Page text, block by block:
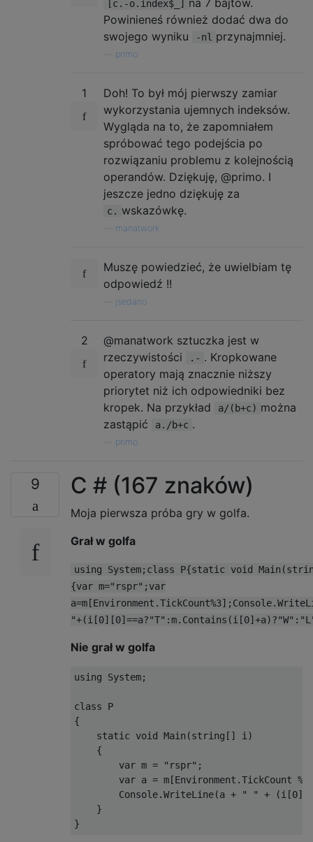
[c.-o.index$_]
na 7 bajtów.
Powinieneś również dodać dwa do
swojego wyniku
-nl przynajmniej.
primo
1
Doh! To był mój pierwszy zamiar
wykorzystania ujemnych indeksów.
Wygląda na to, że zapomniałem
spróbować tego podejścia po
rozwiązaniu problemu z kolejnością
operandów. Dziękuję, @primo. I
jeszcze jedno dziękuję za
c. wskazówkę.
manatwork
Muszę powiedzieć, że uwielbiam tę
odpowiedź !!
jsedano
2
@manatwork sztuczka jest w
rzeczywistości
.- . Kropkowane
operatory mają znacznie niższy
priorytet niż ich odpowiedniki bez
kropek. Na przykład
a/(b+c) można
zastąpić
a./b+c .
primo
9 C # (167 znaków)
Moja pierwsza próba gry w golfa.
Grał w golfa
using System;class P{static void
{var m="rspr";var
Nie grał w golfa
using System;
class P
{
    static void Main(string[] i)
    {
        var m = "rspr";
var a = m[Environment.TickCount %
Console.WriteLine(a + " " +
    }